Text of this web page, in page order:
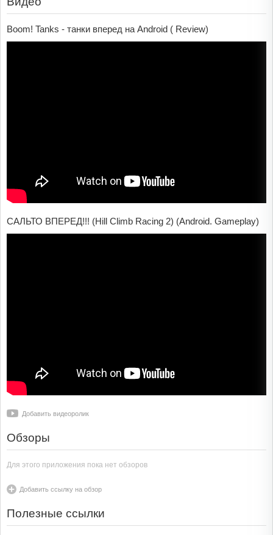
Boom! Tanks - танки вперед на Android ( Review)
САЛЬТО ВПЕРЕД!!! (Hill Climb Racing 2) (Android. Gameplay)
Добавить видеоролик
Обзоры
Для этого приложения пока нет обзоров
Добавить ссылку на обзор
Полезные ссылки